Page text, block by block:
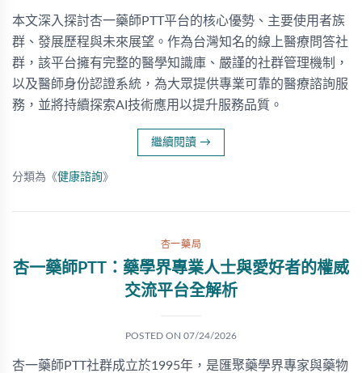
本文深入探討杏一藥師PTT平台的核心優勢、主要使用者族
群、發展歷程與未來展望。作為台灣知名的線上醫療問答社
群，該平台擁有完整的醫學知識庫、嚴謹的社群管理機制，
以及醫師身份認證系統，為大眾提供專業可靠的醫療諮詢服
務，並將持續探索AI技術應用以提升服務品質。
繼續閱讀 →
分類為《健康諮詢》
杏一藥局
杏一藥師PTT：藥學界專業人士與愛好者的權威
交流平台全解析
POSTED ON 07/24/2026
杏一藥師PTT社群成立於1995年，是匯聚藥學界專家與藥物